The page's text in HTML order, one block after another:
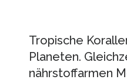
Tropische
Planeten.
nährstoffarmen